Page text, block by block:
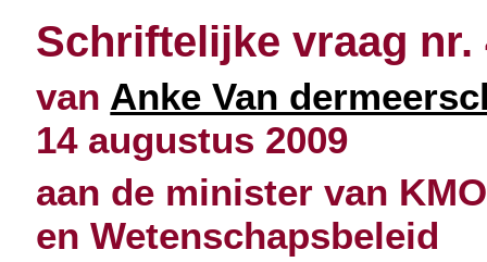
Schriftelijke vraag nr.
van Anke Van
14 augustus 2009
aan de minister van
en Wetenschapsbeleid